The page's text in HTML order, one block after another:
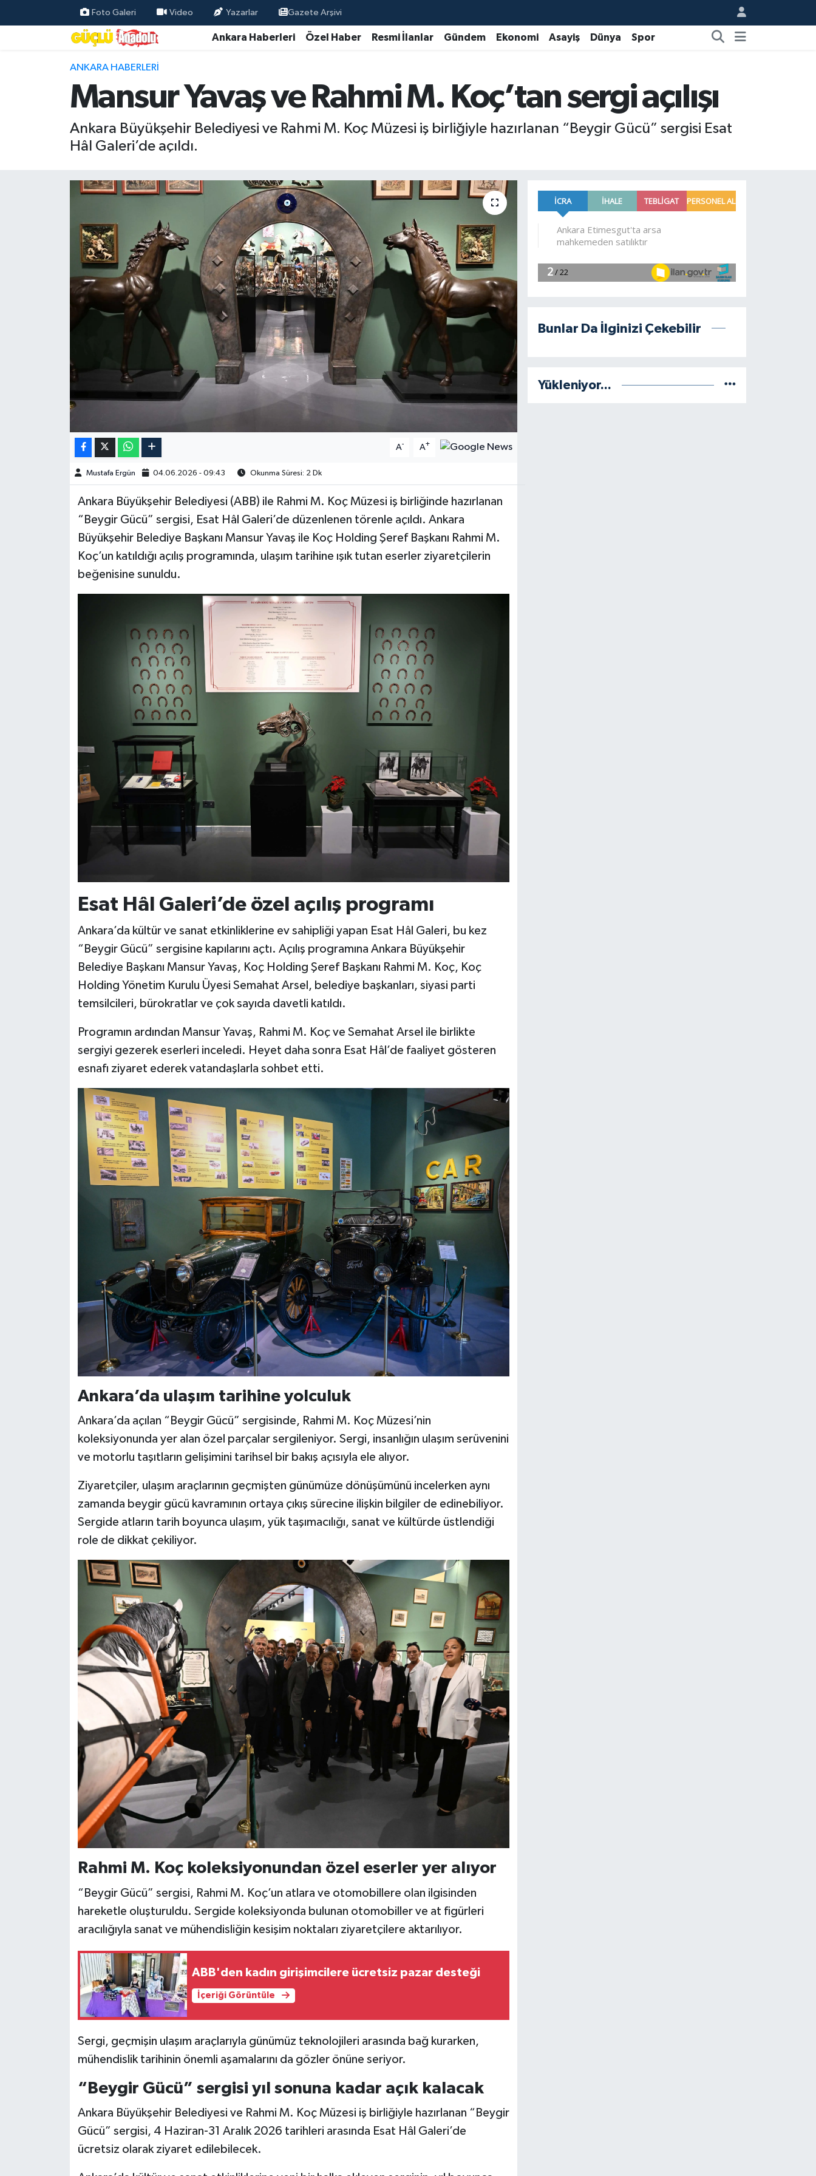
Foto Galeri Video Yazarlar Gazete Arşivi
Ankara Haberleri Özel Haber Resmi İlanlar Gündem Ekonomi Asayiş Dünya Spor
ANKARA HABERLERI
Mansur Yavaş ve Rahmi M. Koç’tan sergi açılışı
Ankara Büyükşehir Belediyesi ve Rahmi M. Koç Müzesi iş birliğiyle hazırlanan “Beygir Gücü” sergisi Esat
Hâl Galeri’de açıldı.
A- A+
Mustafa Ergün 04.06.2026 - 09:43 Okunma Süresi: 2 Dk
Ankara Büyükşehir Belediyesi (ABB) ile Rahmi M. Koç Müzesi iş birliğinde hazırlanan
“Beygir Gücü” sergisi, Esat Hâl Galeri’de düzenlenen törenle açıldı. Ankara
Büyükşehir Belediye Başkanı Mansur Yavaş ile Koç Holding Şeref Başkanı Rahmi M.
Koç’un katıldığı açılış programında, ulaşım tarihine ışık tutan eserler ziyaretçilerin
beğenisine sunuldu.
Esat Hâl Galeri’de özel açılış programı
Ankara’da kültür ve sanat etkinliklerine ev sahipliği yapan Esat Hâl Galeri, bu kez
“Beygir Gücü” sergisine kapılarını açtı. Açılış programına Ankara Büyükşehir
Belediye Başkanı Mansur Yavaş, Koç Holding Şeref Başkanı Rahmi M. Koç, Koç
Holding Yönetim Kurulu Üyesi Semahat Arsel, belediye başkanları, siyasi parti
temsilcileri, bürokratlar ve çok sayıda davetli katıldı.
Programın ardından Mansur Yavaş, Rahmi M. Koç ve Semahat Arsel ile birlikte
sergiyi gezerek eserleri inceledi. Heyet daha sonra Esat Hâl’de faaliyet gösteren
esnafı ziyaret ederek vatandaşlarla sohbet etti.
Ankara’da ulaşım tarihine yolculuk
Ankara’da açılan “Beygir Gücü” sergisinde, Rahmi M. Koç Müzesi’nin
koleksiyonunda yer alan özel parçalar sergileniyor. Sergi, insanlığın ulaşım serüvenini
ve motorlu taşıtların gelişimini tarihsel bir bakış açısıyla ele alıyor.
Ziyaretçiler, ulaşım araçlarının geçmişten günümüze dönüşümünü incelerken aynı
zamanda beygir gücü kavramının ortaya çıkış sürecine ilişkin bilgiler de edinebiliyor.
Sergide atların tarih boyunca ulaşım, yük taşımacılığı, sanat ve kültürde üstlendiği
role de dikkat çekiliyor.
Rahmi M. Koç koleksiyonundan özel eserler yer alıyor
“Beygir Gücü” sergisi, Rahmi M. Koç’un atlara ve otomobillere olan ilgisinden
hareketle oluşturuldu. Sergide koleksiyonda bulunan otomobiller ve at figürleri
aracılığıyla sanat ve mühendisliğin kesişim noktaları ziyaretçilere aktarılıyor.
ABB'den kadın girişimcilere ücretsiz pazar desteği
İçeriği Görüntüle
Sergi, geçmişin ulaşım araçlarıyla günümüz teknolojileri arasında bağ kurarken,
mühendislik tarihinin önemli aşamalarını da gözler önüne seriyor.
“Beygir Gücü” sergisi yıl sonuna kadar açık kalacak
Ankara Büyükşehir Belediyesi ve Rahmi M. Koç Müzesi iş birliğiyle hazırlanan “Beygir
Gücü” sergisi, 4 Haziran-31 Aralık 2026 tarihleri arasında Esat Hâl Galeri’de
ücretsiz olarak ziyaret edilebilecek.
Bunlar Da İlginizi Çekebilir
Yükleniyor...
Özel Haber
Resmi İlanlar
Ekonomi
Kim kimdir?